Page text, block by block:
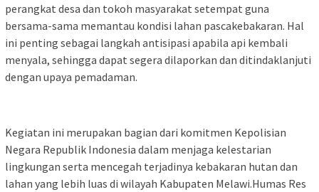
perangkat desa dan tokoh masyarakat setempat guna
bersama-sama memantau kondisi lahan pascakebakaran. Hal
ini penting sebagai langkah antisipasi apabila api kembali
menyala, sehingga dapat segera dilaporkan dan ditindaklanjuti
dengan upaya pemadaman.
Kegiatan ini merupakan bagian dari komitmen Kepolisian
Negara Republik Indonesia dalam menjaga kelestarian
lingkungan serta mencegah terjadinya kebakaran hutan dan
lahan yang lebih luas di wilayah Kabupaten Melawi.Humas Res